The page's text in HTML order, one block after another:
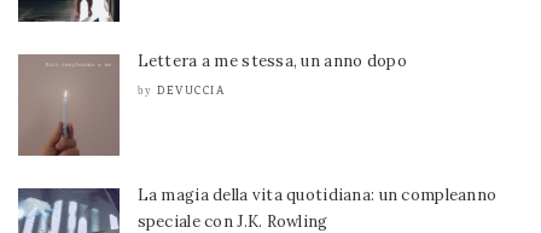
Lettera a me stessa, un anno dopo
by DEVUCCIA
La magia della vita quotidiana: un compleanno
speciale con J.K. Rowling